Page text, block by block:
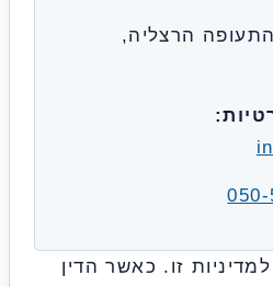
זו. כאשר הדין